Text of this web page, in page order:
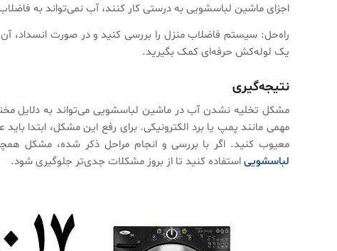
اجزای ماشین لباسشویی به درستی کار کنند، آب نمی‌تواند به
راه‌حل: سیستم فاضلاب منزل را بررسی کنید و در صورت انسداد،
یک لوله‌کش حرفه‌ای کمک بگیرید.
نتیجه‌گیری
مشکل تخلیه نشدن آب در ماشین لباسشویی می‌تواند به دلایل
مهمی مانند پمپ یا برد الکترونیکی. برای رفع این مشکل، ابتدا
معیوب کنید. اگر با بررسی و انجام مراحل ذکر شده، مشکل
لباسشوییاستفاده کنید تا از بروز مشکلات جدی‌تر جلوگیری شود.